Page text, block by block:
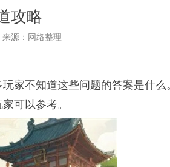
攻略
来源：网络整理
家不知道这些问题的答案是什么。
可以参考。